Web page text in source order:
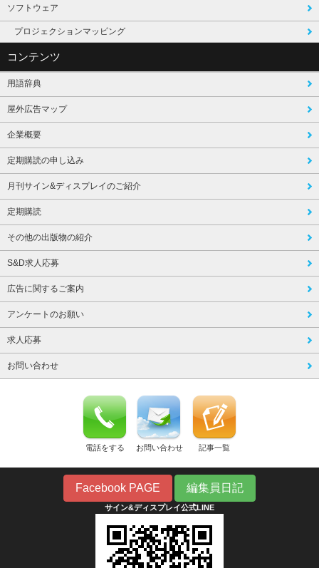
ソフトウェア
プロジェクションマッピング
コンテンツ
用語辞典
屋外広告マップ
企業概要
定期購読の申し込み
月刊サイン&ディスプレイのご紹介
定期購読
その他の出版物の紹介
S&D求人応募
広告に関するご案内
アンケートのお願い
求人応募
お問い合わせ
電話をする お問い合わせ 記事一覧
Facebook PAGE 編集員日記
サイン&ディスプレイ公式LINE